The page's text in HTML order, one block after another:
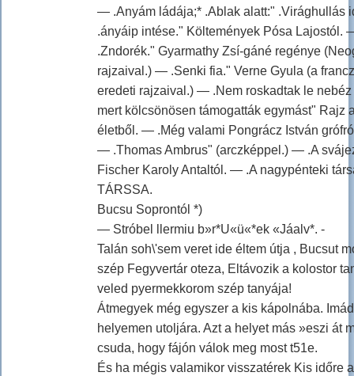
— .Anyám ládája;* .Ablak alatt:" .Virághullás
.ányáip intése." Költemények Pósa Lajostól.
.Zndorék." Gyarmathy Zsí-gáné regénye
rajzaival.) — .Senki fia." Verne Gyula (a
eredeti rajzaival.) — .Nem roskadtak le nebéz
mert kölcsönösen támogatták egymást" Rajz
életből. — .Még valami Pongrácz István
— .Thomas Ambrus" (arczképpel.) — .A
Fischer Karoly Antaltól. — .A nagypénteki
TÁRSSA.
Bucsu Soprontól *)
— Stróbel llermiu b»r*U«ü«*ek «Jáalv*. -
Talán soh\'sem veret ide éltem útja , Bucsut
szép Fegyvertár oteza, Eltávozik a kolostor
veled pyermekkorom szép tanyája!
Átmegyek még egyszer a kis kápolnába.
helyemen utoljára. Azt a helyet más »eszi át
csuda, hogy fájón válok meg most t51e.
És ha mégis valamikor visszatérek Kis időre